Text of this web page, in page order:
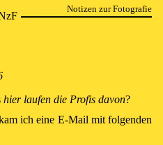
Notizen zur Fotografie
hier lau­fen die Pro­fis da­von?
ich ei­ne E-Mail mit fol­gen­den